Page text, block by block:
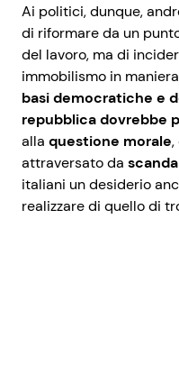
Ai politici, dunque,
di riformare da un
del lavoro, ma di
immobilismo in
basi democratiche e
repubblica dovrebbe
alla questione morale,
attraversato da
italiani un desiderio
realizzare di quello di